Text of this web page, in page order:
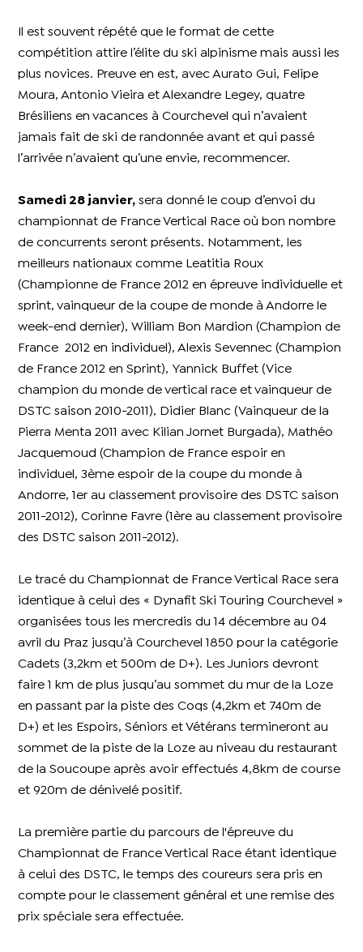
Il est souvent répété que le format de cette
compétition attire l’élite du ski alpinisme mais aussi les
plus novices. Preuve en est, avec Aurato Gui, Felipe
Moura, Antonio Vieira et Alexandre Legey, quatre
Brésiliens en vacances à Courchevel qui n’avaient
jamais fait de ski de randonnée avant et qui passé
l’arrivée n’avaient qu’une envie, recommencer.
Samedi 28 janvier, sera donné le coup d’envoi du
championnat de France Vertical Race où bon nombre
de concurrents seront présents. Notamment, les
meilleurs nationaux comme Leatitia Roux
(Championne de France 2012 en épreuve individuelle et
sprint, vainqueur de la coupe de monde à Andorre le
week-end dernier), William Bon Mardion (Champion de
France 2012 en individuel), Alexis Sevennec (Champion
de France 2012 en Sprint), Yannick Buffet (Vice
champion du monde de vertical race et vainqueur de
DSTC saison 2010-2011), Didier Blanc (Vainqueur de la
Pierra Menta 2011 avec Kilian Jornet Burgada), Mathéo
Jacquemoud (Champion de France espoir en
individuel, 3ème espoir de la coupe du monde à
Andorre, 1er au classement provisoire des DSTC saison
2011-2012), Corinne Favre (1ère au classement provisoire
des DSTC saison 2011-2012).
Le tracé du Championnat de France Vertical Race sera
identique à celui des « Dynafit Ski Touring Courchevel »
organisées tous les mercredis du 14 décembre au 04
avril du Praz jusqu’à Courchevel 1850 pour la catégorie
Cadets (3,2km et 500m de D+). Les Juniors devront
faire 1 km de plus jusqu’au sommet du mur de la Loze
en passant par la piste des Coqs (4,2km et 740m de
D+) et les Espoirs, Séniors et Vétérans termineront au
sommet de la piste de la Loze au niveau du restaurant
de la Soucoupe après avoir effectués 4,8km de course
et 920m de dénivelé positif.
La première partie du parcours de l'épreuve du
Championnat de France Vertical Race étant identique
à celui des DSTC, le temps des coureurs sera pris en
compte pour le classement général et une remise des
prix spéciale sera effectuée.